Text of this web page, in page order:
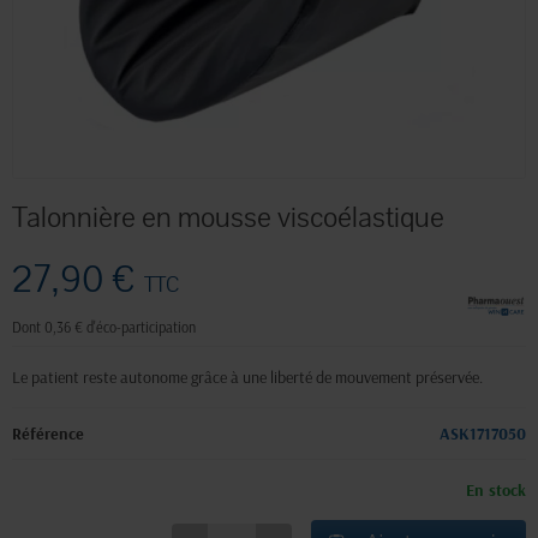
Talonnière en mousse viscoélastique
27,90 € TTC
Dont 0,36 € d'éco-participation
Le patient reste autonome grâce à une liberté de mouvement préservée.
Référence ASK1717050
En stock